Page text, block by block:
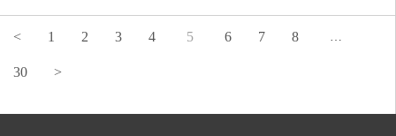
< 1 2 3 4 5 6 7 8
30 >